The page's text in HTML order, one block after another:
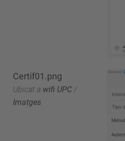
Certif01.png
Ubicat a wifi UPC /
Imatges